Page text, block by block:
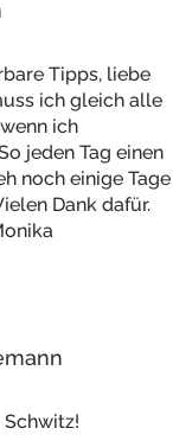
Tipps, liebe
ich gleich alle
ich
jeden Tag einen
noch einige Tage
Dank dafür.
Schwitz!